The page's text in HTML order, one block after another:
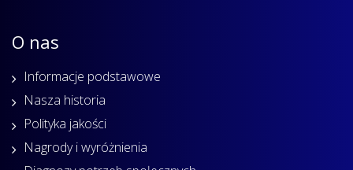
O nas
Informacje podstawowe
Nasza historia
Polityka jakości
Nagrody i wyróżnienia